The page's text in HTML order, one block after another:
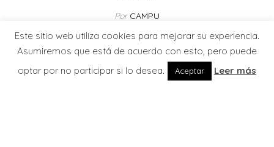
Por CAMPU
Leer más
Este sitio web utiliza cookies para mejorar su experiencia.
Asumiremos que está de acuerdo con esto, pero puede
optar por no participar si lo desea.
Aceptar Leer más